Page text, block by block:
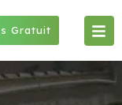
Gratuit